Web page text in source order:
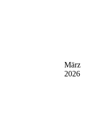
März
2026